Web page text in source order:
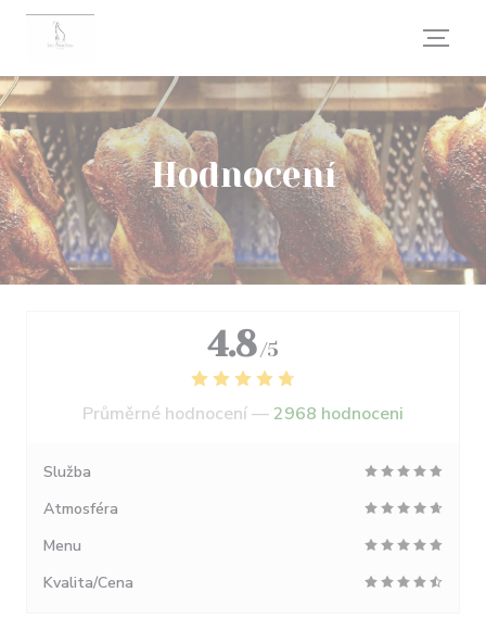
Panel pro správu cookies
Hodnocení
4.8 /5
Průměrné hodnocení —2968 hodnoceni
Služba
Atmosféra
Menu
Kvalita/Cena